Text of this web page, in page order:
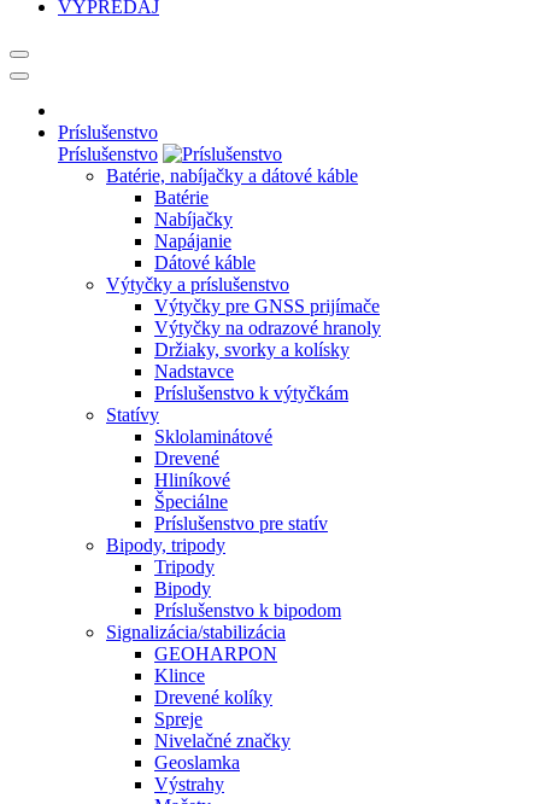
VÝPREDAJ
Príslušenstvo
Príslušenstvo
Batérie, nabíjačky a dátové káble
Batérie
Nabíjačky
Napájanie
Dátové káble
Výtyčky a príslušenstvo
Výtyčky pre GNSS prijímače
Výtyčky na odrazové hranoly
Držiaky, svorky a kolísky
Nadstavce
Príslušenstvo k výtyčkám
Statívy
Sklolaminátové
Drevené
Hliníkové
Špeciálne
Príslušenstvo pre statív
Bipody, tripody
Tripody
Bipody
Príslušenstvo k bipodom
Signalizácia/stabilizácia
GEOHARPON
Klince
Drevené kolíky
Spreje
Nivelačné značky
Geoslamka
Výstrahy